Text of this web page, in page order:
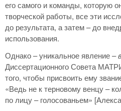
его самого и команды, которую
творческой работы, все эти
до результата, а затем – до
использования.
Однако – уникальное явление –
Диссертационного Совета
того, чтобы присвоить ему
«Ведь не к терновому венцу –
по лицу – голосованьем»